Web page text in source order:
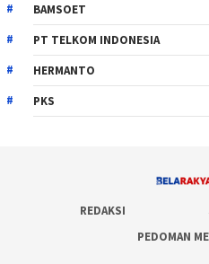
BAMSOET
PT TELKOM INDONESIA
HERMANTO
PKS
REDAKSI
PEDOMAN